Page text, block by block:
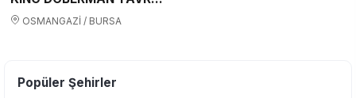
OSMANGAZİ / BURSA
Popüler Şehirler